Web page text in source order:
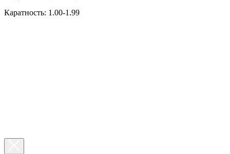
Каратность: 1.00-1.99